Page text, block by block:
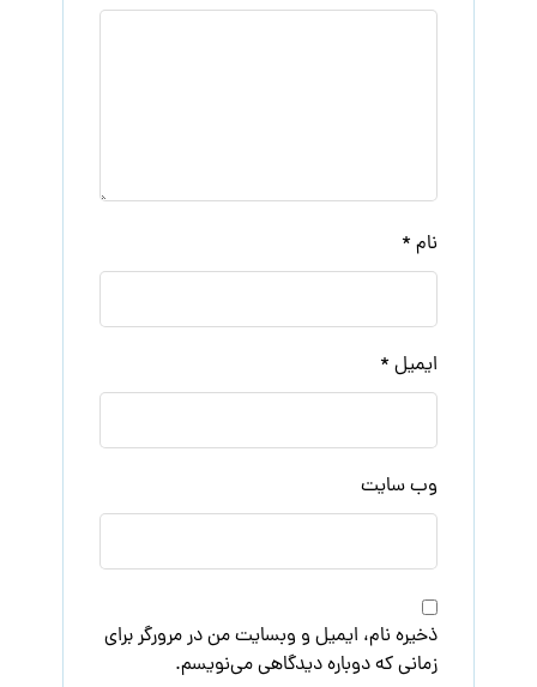
نام *
ایمیل *
وب‌ سایت
ذخیره نام، ایمیل و وبسایت من در مرورگر برای
زمانی که دوباره دیدگاهی می‌نویسم.